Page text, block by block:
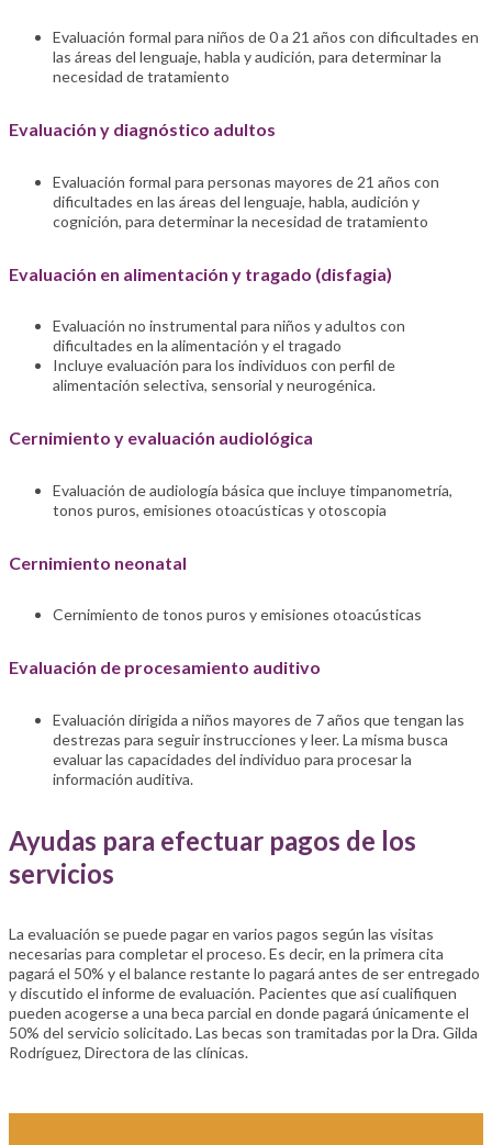
Evaluación formal para niños de 0 a 21 años con dificultades en
las áreas del lenguaje, habla y audición, para determinar la
necesidad de tratamiento
Evaluación y diagnóstico adultos
Evaluación formal para personas mayores de 21 años con
dificultades en las áreas del lenguaje, habla, audición y
cognición, para determinar la necesidad de tratamiento
Evaluación en alimentación y tragado (disfagia)
Evaluación no instrumental para niños y adultos con
dificultades en la alimentación y el tragado
Incluye evaluación para los individuos con perfil de
alimentación selectiva, sensorial y neurogénica.
Cernimiento y evaluación audiológica
Evaluación de audiología básica que incluye timpanometría,
tonos puros, emisiones otoacústicas y otoscopia
Cernimiento neonatal
Cernimiento de tonos puros y emisiones otoacústicas
Evaluación de procesamiento auditivo
Evaluación dirigida a niños mayores de 7 años que tengan las
destrezas para seguir instrucciones y leer. La misma busca
evaluar las capacidades del individuo para procesar la
información auditiva.
Ayudas para efectuar pagos de los
servicios
La evaluación se puede pagar en varios pagos según las visitas
necesarias para completar el proceso. Es decir, en la primera cita
pagará el 50% y el balance restante lo pagará antes de ser entregado
y discutido el informe de evaluación. Pacientes que así cualifiquen
pueden acogerse a una beca parcial en donde pagará únicamente el
50% del servicio solicitado. Las becas son tramitadas por la Dra. Gilda
Rodríguez, Directora de las clínicas.